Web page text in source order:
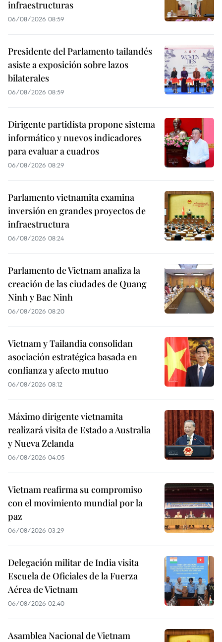
infraestructuras
06/08/2026 08:59
Presidente del Parlamento tailandés
asiste a exposición sobre lazos
bilaterales
06/08/2026 08:59
Dirigente partidista propone sistema
informático y nuevos indicadores
para evaluar a cuadros
06/08/2026 08:29
Parlamento vietnamita examina
inversión en grandes proyectos de
infraestructura
06/08/2026 08:24
Parlamento de Vietnam analiza la
creación de las ciudades de Quang
Ninh y Bac Ninh
06/08/2026 08:20
Vietnam y Tailandia consolidan
asociación estratégica basada en
confianza y afecto mutuo
06/08/2026 08:12
Máximo dirigente vietnamita
realizará visita de Estado a Australia
y Nueva Zelanda
06/08/2026 04:05
Vietnam reafirma su compromiso
con el movimiento mundial por la
paz
06/08/2026 03:29
Delegación militar de India visita
Escuela de Oficiales de la Fuerza
Aérea de Vietnam
06/08/2026 02:40
Asamblea Nacional de Vietnam